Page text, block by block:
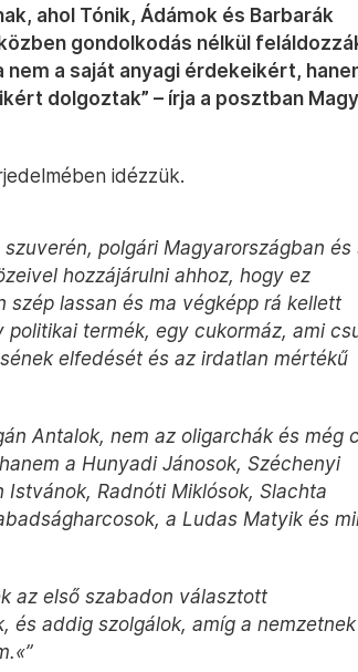
ahol Tónik, Ádámok és Barbarák
gondolkodás nélkül
a saját anyagi érdekeikért,
dolgoztak” – írja a posztban
idézzük.
polgári Magyarországban és
hozzájárulni ahhoz, hogy ez
szép lassan és ma végképp rá kellett
termék, egy cukormáz, ami
elfedését és az irdatlan mértékű
Antalok, nem az oligarchák és még
a Hunyadi Jánosok, Széchenyi
Radnóti Miklósok, Slachta
a Ludas Matyik és
az első szabadon választott
és addig szolgálok, amíg a nemzetnek